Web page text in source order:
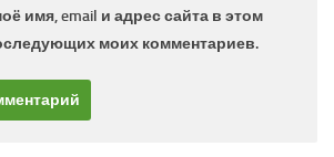
имя, email и адрес сайта в этом
моих комментариев.